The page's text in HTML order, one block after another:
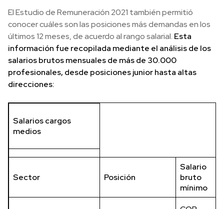
El Estudio de Remuneración 2021 también permitió
conocer cuáles son las posiciones más demandas en los
últimos 12 meses, de acuerdo al rango salarial. Esta
información fue recopilada mediante el análisis de los
salarios brutos mensuales de más de 30.000
profesionales, desde posiciones junior hasta altas
direcciones:
Salarios cargos
medios
Sector Posición
Salario
bruto
mínimo